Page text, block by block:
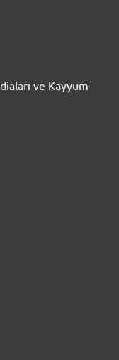
ve Kayyum